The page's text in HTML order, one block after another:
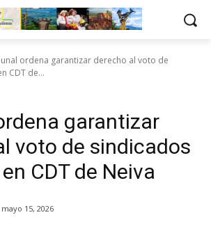
ordena garantizar derecho al voto de
CDT de...
garantizar
voto de sindicados
CDT de Neiva
mayo 15, 2026